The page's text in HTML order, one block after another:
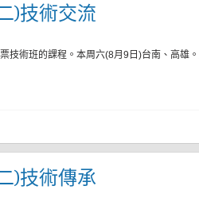
)技術交流
技術班的課程。本周六(8月9日)台南、高雄
)技術傳承